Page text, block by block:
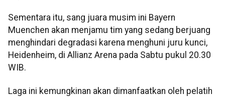
Sementara itu, sang juara musim ini Bayern
Muenchen akan menjamu tim yang sedang berjuang
menghindari degradasi karena menghuni juru kunci,
Heidenheim, di Allianz Arena pada Sabtu pukul 20.30
WIB.
Laga ini kemungkinan akan dimanfaatkan oleh pelatih